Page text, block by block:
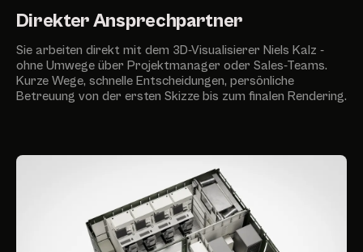
Direkter Ansprechpartner
Sie arbeiten direkt mit dem 3D-Visualisierer Niels Kalz -
ohne Umwege über Projektmanager oder Sales-Teams.
Kurze Wege, schnelle Entscheidungen, persönliche
Betreuung von der ersten Skizze bis zum finalen Rendering.